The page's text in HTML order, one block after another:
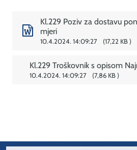
Kl.229 Poziv za dostavu
mjeri
10.4.2024. 14:09:27 17,22 KB
Kl.229 Troškovnik s opisom
10.4.2024. 14:09:27 7,86 KB